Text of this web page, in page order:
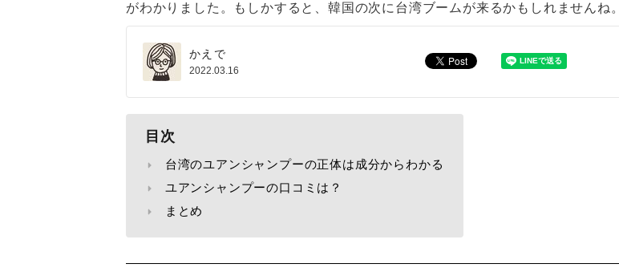
がわかりました。もしかすると、韓国の次に台湾ブームが来るかもしれませんね。
かえで
2022.03.16
目次
台湾のユアンシャンプーの正体は成分からわかる
ユアンシャンプーの口コミは？
まとめ